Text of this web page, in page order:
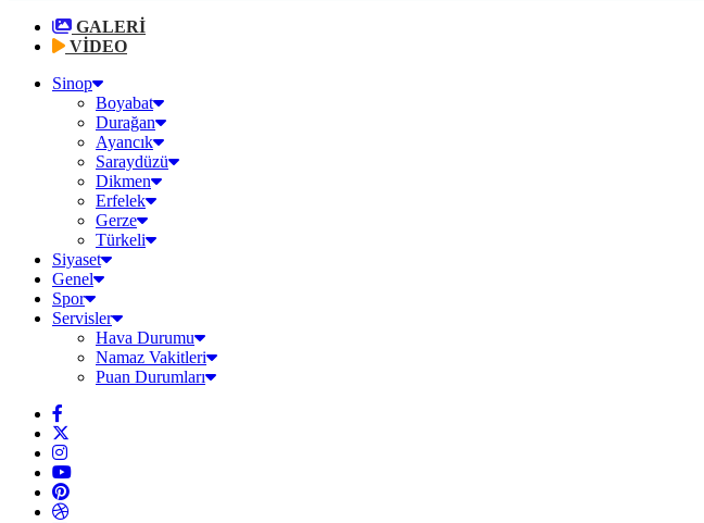
GALERİ
VİDEO
Sinop
Boyabat
Durağan
Ayancık
Saraydüzü
Dikmen
Erfelek
Gerze
Türkeli
Siyaset
Genel
Spor
Servisler
Hava Durumu
Namaz Vakitleri
Puan Durumları